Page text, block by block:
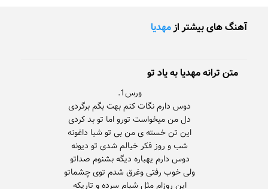
آهنگ های بیشتر ازمهدیا
متن ترانه مهدیا به یاد تو